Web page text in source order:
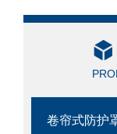
卷帘式防护